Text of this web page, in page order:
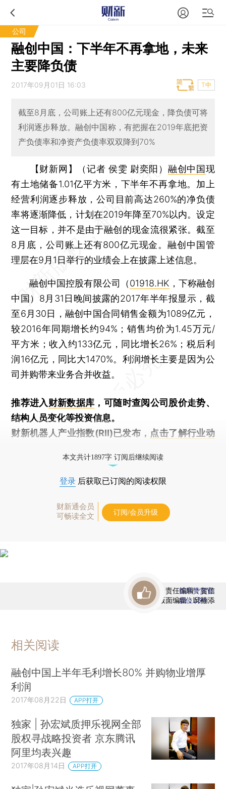
公司
融创中国：下半年不再拿地，未来
主要降负债
2017年09月01日 16:03 T中
截至8月底，公司账上还有800亿元现金，降负债可将
利润逐步释放。融创中国称，有把握在2019年底把资
产负债率和净资产负债率双双降到70%
【财新网】（记者 侯雯 尉奕阳） 融创中国现
有土地储备1.01亿平方米，下半年不再拿地。加上
经营利润逐步释放，公司目前高达260%的净负债
率将逐渐降低，计划在2019年降至70%以内。设定
这一目标，并不是由于融创的现金流很紧张。截至
8月底，公司账上还有800亿元现金。融创中国管
理层在9月1日举行的业绩会上在披露上述信息。
融创中国控股有限公司（01918.HK ，下称融创
中国）8月31日晚间披露的2017年半年报显示，截
至6月30日，融创中国合同销售金额为1089亿元，
较2016年同期增长约94%；销售均价为1.45万元/
平方米；收入约133亿元，同比增长26%；税后利
润16亿元，同比大1470%。利润增长主要是因为公
司并购带来业务合并收益。
推荐进入财新数据库 ，可随时查阅公司股价走势、
结构人员变化等投资信息。
财新机器人产业指数(RII)已发布， 点击了解行业动
本文共计1897字 订阅后继续阅读
登录 后获取已订阅的阅读权限
财新通会员
可畅读全文
订阅/会员升级
责任编辑：贺信
版面编辑：邱楠添
首席赞赏官
虚位以待
相关阅读
融创中国上半年毛利增长80% 并购物业增厚
利润
2017年08月22日 APP打开
独家 | 孙宏斌质押乐视网全部
股权寻战略投资者 京东腾讯
阿里均表兴趣
2017年08月14日 APP打开